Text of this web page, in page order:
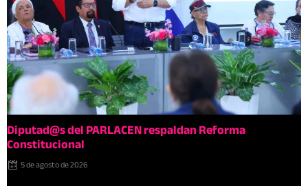
Diputad@s del PARLACEN respaldan Reforma
Constitucional
5 de agosto de 2026